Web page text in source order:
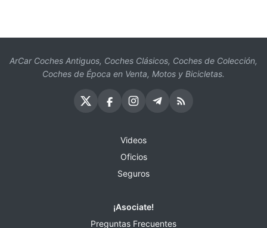
ArCar Coches Antiguos, Coches Clásicos, Coches de Colección,
Coches de Época en Venta, Motos y Bicicletas.
Videos
Oficios
Seguros
¡Asociate!
Preguntas Frecuentes